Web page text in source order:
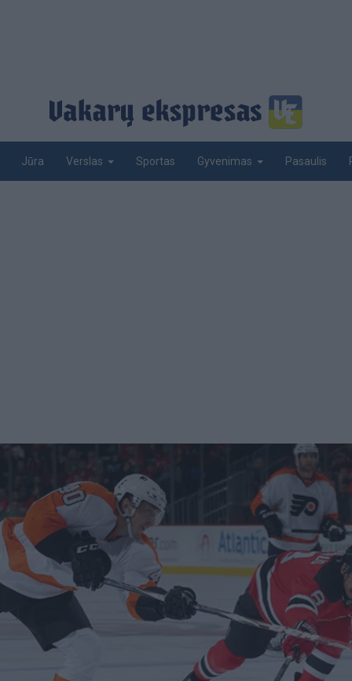
Jūra Verslas Sportas Gyvenimas Pasaulis